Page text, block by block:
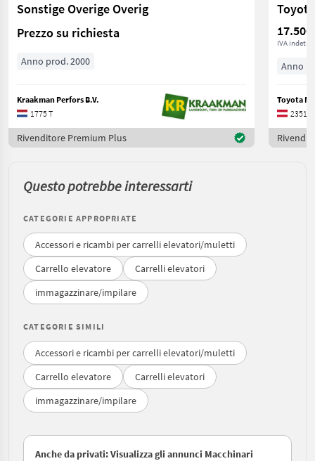
Sonstige Overige Overig
Prezzo su richiesta
Anno prod. 2000
Kraakman Perfors B.V.
1775 T
Rivenditore Premium Plus
17.500
IVA
Anno
2351
Questo potrebbe interessarti
CATEGORIE APPROPRIATE
Accessori e ricambi per carrelli elevatori/muletti
Carrello elevatore
Carrelli elevatori
immagazzinare/impilare
CATEGORIE SIMILI
Accessori e ricambi per carrelli elevatori/muletti
Carrello elevatore
Carrelli elevatori
immagazzinare/impilare
Anche da privati: Visualizza gli annunci Macchinari